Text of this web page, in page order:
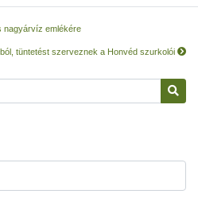
nagyárvíz emlékére
tüntetést szerveznek a Honvéd szurkolói